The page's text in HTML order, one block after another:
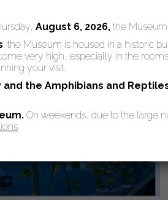
August 6, 2026,the
: the Museum is housed in a historic
very high, especially in the
your visit.
and the Amphibians and
On weekends, due to the large